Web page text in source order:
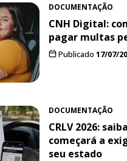
DOCUMENTAÇÃO
CNH Digital:
pagar multas
Publicado 17/07/
DOCUMENTAÇÃO
CRLV 2026:
começará a
seu estado